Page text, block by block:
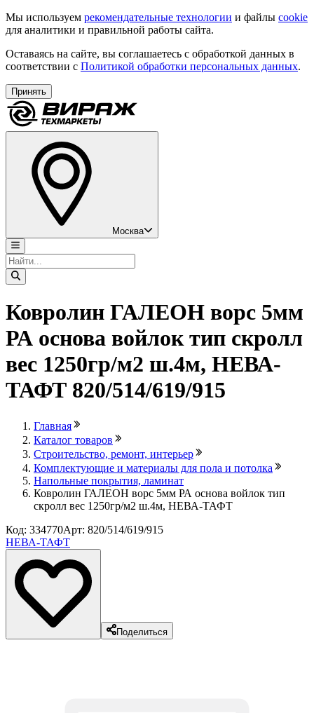
Мы используем рекомендательные технологии и файлы cookie
для аналитики и правильной работы сайта.
Оставаясь на сайте, вы соглашаетесь с обработкой данных в
соответствии с Политикой обработки персональных данных.
Принять
Москва
Ковролин ГАЛЕОН ворс 5мм
РА основа войлок тип скролл
вес 1250гр/м2 ш.4м, НЕВА-
ТАФТ 820/514/619/915
Главная
Каталог товаров
Строительство, ремонт, интерьер
Комплектующие и материалы для пола и потолка
Напольные покрытия, ламинат
Ковролин ГАЛЕОН ворс 5мм РА основа войлок тип
скролл вес 1250гр/м2 ш.4м, НЕВА-ТАФТ
Код: 334770Арт: 820/514/619/915
НЕВА-ТАФТ
Поделиться